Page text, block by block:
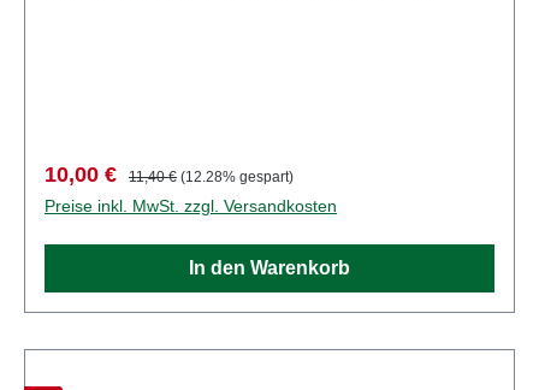
Hersteller: MertenArtikelnummer: 2950Stückzahl:
Set aus mehreren TeilenEAN:
4041032000541Produktart: FigurenSpur:
H0Maßstab: 1:87Altersempfehlung: ab 14 Jahren
Verkaufspreis:
10,00 € Regulärer Preis:
11,40 € (12.28% gespart)
Preise inkl. MwSt. zzgl. Versandkosten
In den Warenkorb